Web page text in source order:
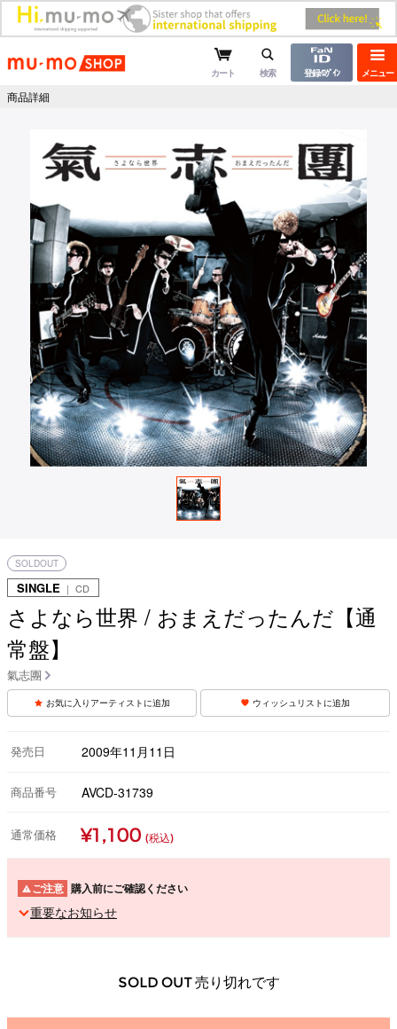
mu-moショップ メニュー
カート 検索 登録/ﾛｸﾞｲﾝ
商品詳細
SOLDOUT
SINGLE ｜ CD
さよなら世界 / おまえだったんだ【通
常盤】
氣志團
お気に入りアーティストに追加 ウィッシュリストに追加
発売日 2009年11月11日
商品番号 AVCD-31739
通常価格 ¥1,100 (税込)
ご注意 購入前にご確認ください
重要なお知らせ
SOLD OUT 売り切れです